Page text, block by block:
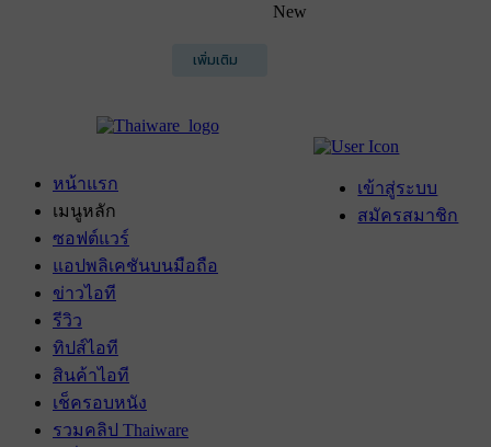
New
เพิ่มเติม
เข้าสู่ระบบ
สมัครสมาชิก
หน้าแรก
เมนูหลัก
ซอฟต์แวร์
แอปพลิเคชันบนมือถือ
ข่าวไอที
รีวิว
ทิปส์ไอที
สินค้าไอที
เช็ครอบหนัง
รวมคลิป Thaiware